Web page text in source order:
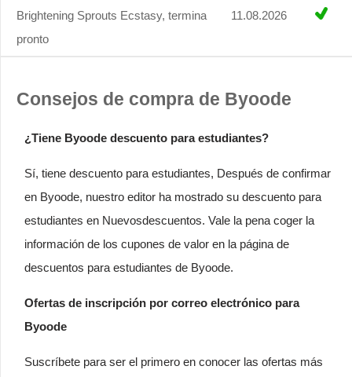
Brightening Sprouts Ecstasy, termina
pronto
11.08.2026
Consejos de compra de Byoode
¿Tiene Byoode descuento para estudiantes?
Sí, tiene descuento para estudiantes, Después de confirmar
en Byoode, nuestro editor ha mostrado su descuento para
estudiantes en Nuevosdescuentos. Vale la pena coger la
información de los cupones de valor en la página de
descuentos para estudiantes de Byoode.
Ofertas de inscripción por correo electrónico para
Byoode
Suscríbete para ser el primero en conocer las ofertas más